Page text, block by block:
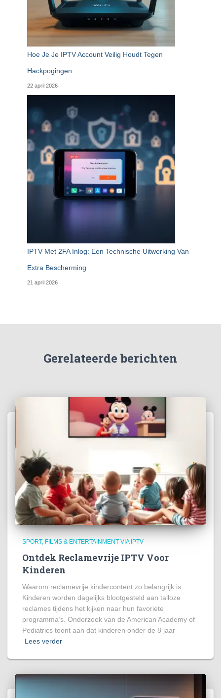
Hoe Je Je IPTV Account Veilig Houdt Tegen
Hackpogingen
22 april 2026
IPTV Met 2FA Inlog: Een Technische Uitwerking Van
Extra Bescherming
21 april 2026
Gerelateerde berichten
SPORT, FILMS & ENTERTAINMENT VIA IPTV
Ontdek Reclamevrije IPTV Voor
Kinderen
Waarom reclamevrije kindercontent zo belangrijk is
Kinderen worden dagelijks blootgesteld aan talloze
reclames tijdens het kijken naar hun favoriete
programma’s. Onderzoek van de American Academy of
Pediatrics toont aan dat kinderen onder de 8 jaar
Lees verder